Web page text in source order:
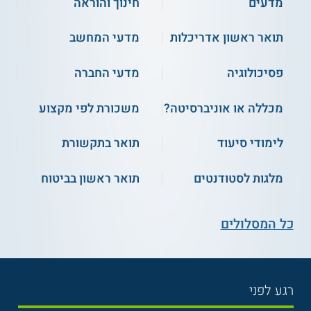
תואר ראשון אדריכלות
מדעי המחשב
פסיכולוגיה
מדעי החברה
מכללה או אוניברסיטה?
משכורת לפי מקצוע
לימודי סיעוד
תואר בתקשורת
מלגות לסטודנטים
תואר ראשון בביטוח
כל המסלולים
רגע לפני